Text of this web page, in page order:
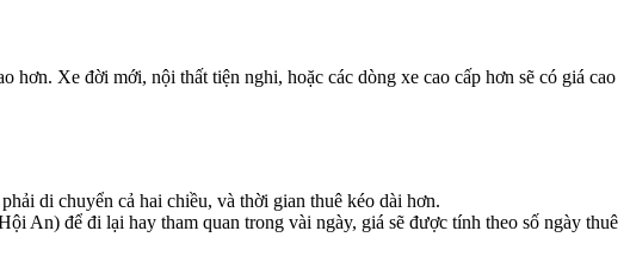
Xe đời mới, nội thất tiện nghi, hoặc các dòng xe cao cấp hơn sẽ có giá cao
di chuyển cả hai chiều, và thời gian thuê kéo dài hơn.
An) để đi lại hay tham quan trong vài ngày, giá sẽ được tính theo số ngày thuê